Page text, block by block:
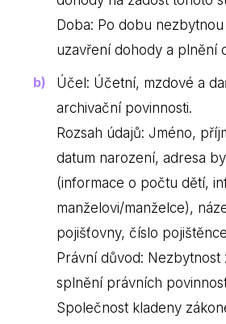
Doba: Po dobu
uzavření dohody a plnění
Účel: Účetní, mzdové a
archivační povinnosti.
Rozsah údajů: Jméno,
datum narození, adresa
(informace o počtu dětí,
manželovi/manželce),
pojišťovny, číslo
Právní důvod:
splnění právních
Společnost kladeny